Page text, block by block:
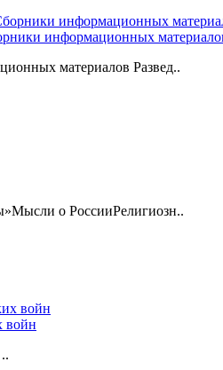
информационных
материалов Развед..
о РоссииРелигиозн..
войн